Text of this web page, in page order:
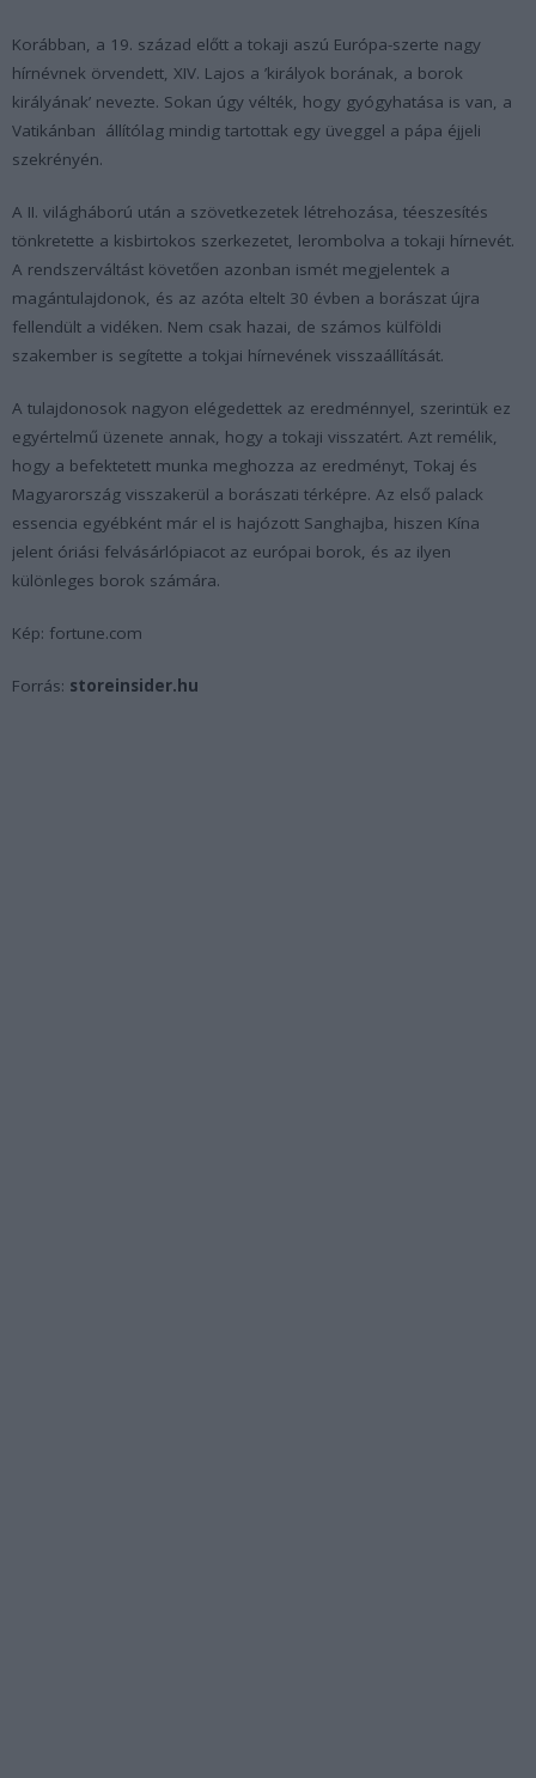
Korábban, a 19. század előtt a tokaji aszú Európa-szerte nagy
hírnévnek örvendett, XIV. Lajos a ’királyok borának, a borok
királyának’ nevezte. Sokan úgy vélték, hogy gyógyhatása is van, a
Vatikánban állítólag mindig tartottak egy üveggel a pápa éjjeli
szekrényén.
A II. világháború után a szövetkezetek létrehozása, téeszesítés
tönkretette a kisbirtokos szerkezetet, lerombolva a tokaji hírnevét.
A rendszerváltást követően azonban ismét megjelentek a
magántulajdonok, és az azóta eltelt 30 évben a borászat újra
fellendült a vidéken. Nem csak hazai, de számos külföldi
szakember is segítette a tokjai hírnevének visszaállítását.
A tulajdonosok nagyon elégedettek az eredménnyel, szerintük ez
egyértelmű üzenete annak, hogy a tokaji visszatért. Azt remélik,
hogy a befektetett munka meghozza az eredményt, Tokaj és
Magyarország visszakerül a borászati térképre. Az első palack
essencia egyébként már el is hajózott Sanghajba, hiszen Kína
jelent óriási felvásárlópiacot az európai borok, és az ilyen
különleges borok számára.
Kép: fortune.com
Forrás: storeinsider.hu